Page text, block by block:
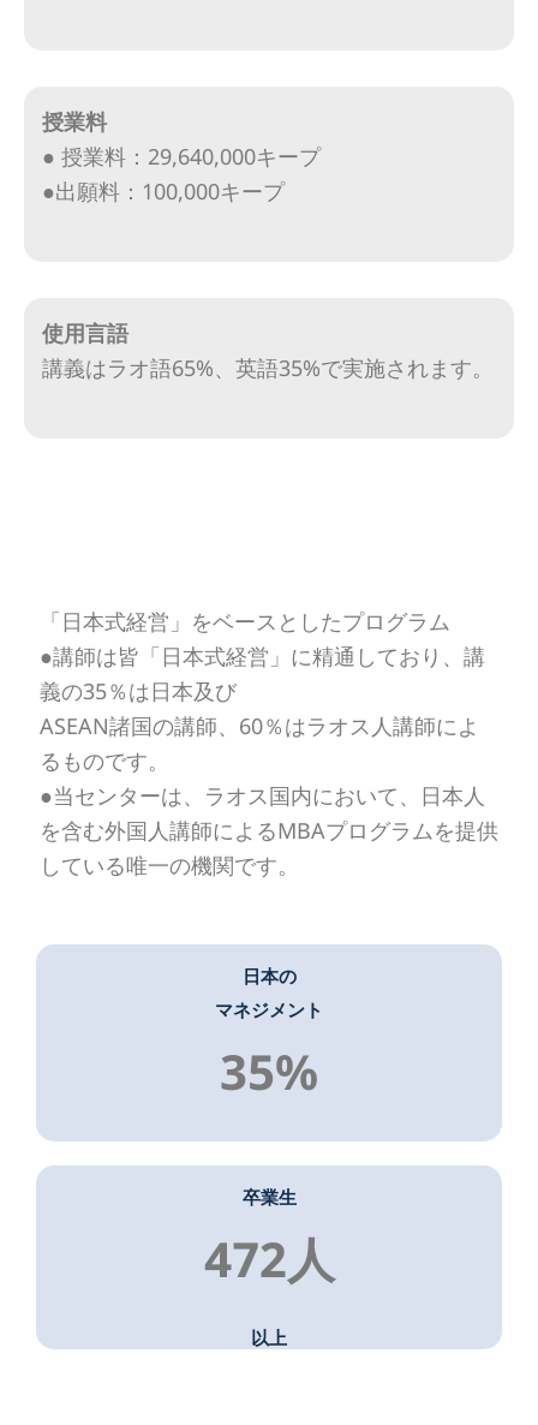
授業料
● 授業料：29,640,000キープ
●出願料：100,000キープ
使用言語
講義はラオ語65%、英語35%で実施されます。
「日本式経営」をベースとしたプログラム
●講師は皆「日本式経営」に精通しており、講
義の35％は日本及び
ASEAN諸国の講師、60％はラオス人講師によ
るものです。
●当センターは、ラオス国内において、日本人
を含む外国人講師によるMBAプログラムを提供
している唯一の機関です。
日本の
マネジメント
35%
卒業生
472人
以上